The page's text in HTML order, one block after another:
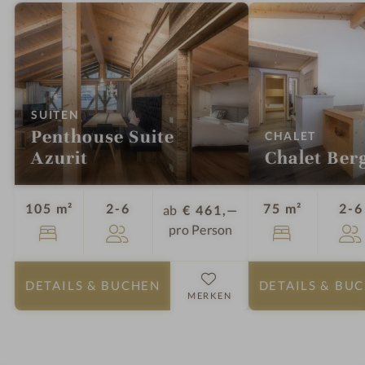
SUITEN :
Penthouse Suite
Azurit
105 m² 2-6 Personen
ab € 461,—
pro Person
DETAILS & BUCHEN
MERKEN
CHALET
Chalet
75 m² 2-6
DETAILS &